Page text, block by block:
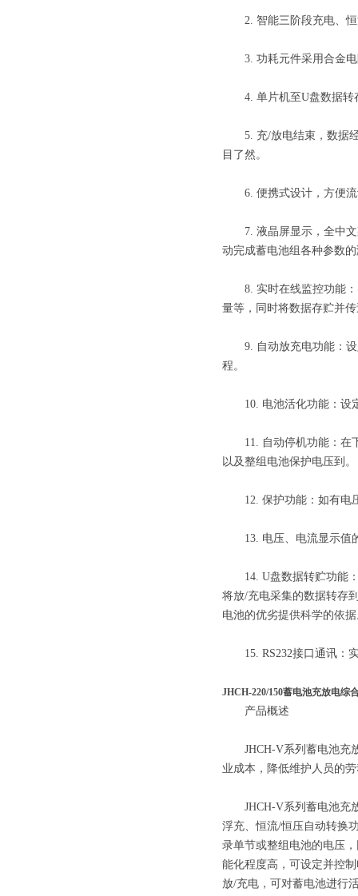
2. 智能三阶段充电、恒
3. 功耗元件采用合金电
4. 单片机至U盘数据转
5. 充/放电结束，数据经
目了然。
6. 便携式设计，方便流
7. 液晶屏显示，全中文
动完成蓄电池组各种参数
8. 实时在线监控功能：
量等，同时将数据存贮并
9. 自动放充电功能：设
程。
10. 电池活化功能：设定
11. 自动停机功能：在下
以及整组电池保护电压到。
12. 保护功能：如有电
13. 电压、电流显示值的
14. U盘数据转贮功能：
将放/充电采集的数据转存
电池的优劣提供科学的依
15. RS232接口通讯：实
JHCH-220/150蓄电池充放电综
产品概述
JHCH-V系列蓄电池充放
业成本，降低维护人员的
JHCH-V系列蓄电池充放
浮充、恒流/恒压自动转换
录单节或整组电池的电压
能化程度高，可设定并控
放/充电，可对蓄电池进行